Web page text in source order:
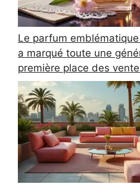
Le parfum
a marqué toute une
première place des